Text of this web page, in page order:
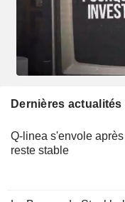
Dernières
Q-linea s'envole
reste stable